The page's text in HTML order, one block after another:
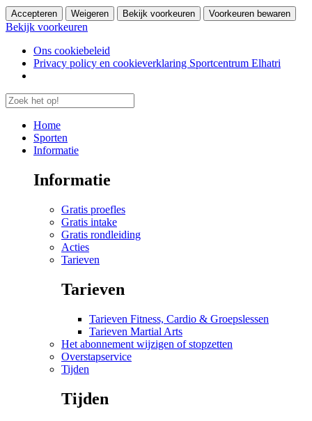
Accepteren Weigeren Bekijk voorkeuren Voorkeuren bewaren
Bekijk voorkeuren
Ons cookiebeleid
Privacy policy en cookieverklaring Sportcentrum Elhatri
Home
Sporten
Informatie
Informatie
Gratis proefles
Gratis intake
Gratis rondleiding
Acties
Tarieven
Tarieven
Tarieven Fitness, Cardio & Groepslessen
Tarieven Martial Arts
Het abonnement wijzigen of stopzetten
Overstapservice
Tijden
Tijden